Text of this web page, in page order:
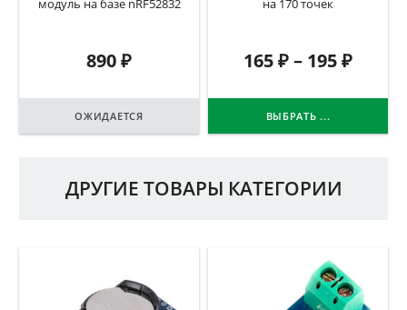
модуль на базе nRF52832
890₽
ОЖИДАЕТСЯ
на 170 точек
165₽– 195₽
ВЫБРАТЬ ...
ДРУГИЕ ТОВАРЫ КАТЕГОРИИ